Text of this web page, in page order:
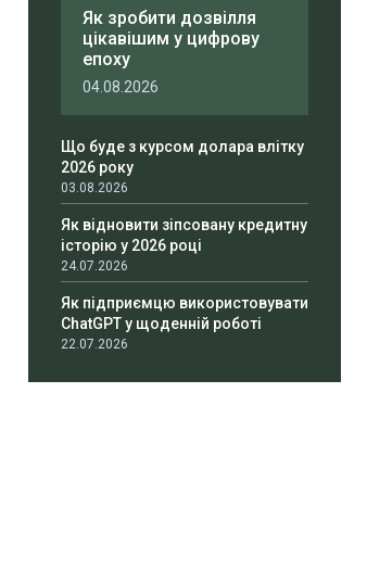
Як зробити дозвілля
цікавішим у цифрову
епоху
04.08.2026
Що буде з курсом долара влітку
2026 року
03.08.2026
Як відновити зіпсовану кредитну
історію у 2026 році
24.07.2026
Як підприємцю використовувати
ChatGPT у щоденній роботі
22.07.2026